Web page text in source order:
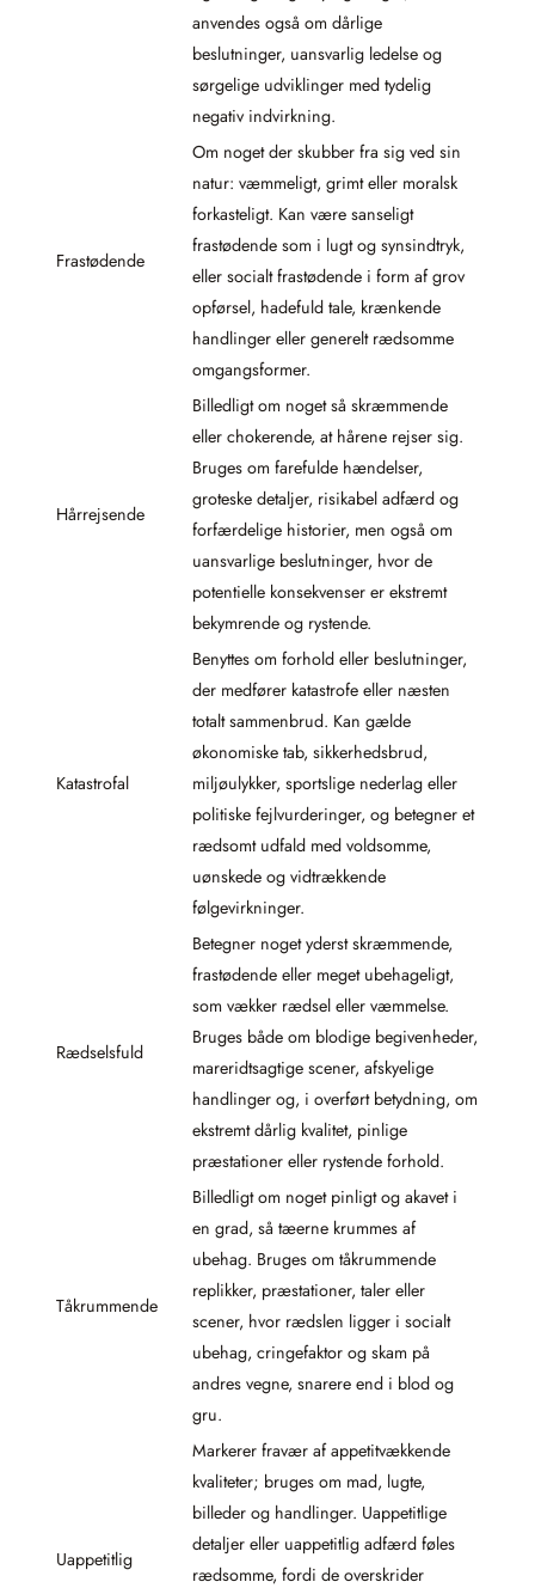
anvendes også om dårlige
beslutninger, uansvarlig ledelse og
sørgelige udviklinger med tydelig
negativ indvirkning.
Frastødende
Om noget der skubber fra sig ved sin
natur: væmmeligt, grimt eller moralsk
forkasteligt. Kan være sanseligt
frastødende som i lugt og synsindtryk,
eller socialt frastødende i form af grov
opførsel, hadefuld tale, krænkende
handlinger eller generelt rædsomme
omgangsformer.
Hårrejsende
Billedligt om noget så skræmmende
eller chokerende, at hårene rejser sig.
Bruges om farefulde hændelser,
groteske detaljer, risikabel adfærd og
forfærdelige historier, men også om
uansvarlige beslutninger, hvor de
potentielle konsekvenser er ekstremt
bekymrende og rystende.
Katastrofal
Benyttes om forhold eller beslutninger,
der medfører katastrofe eller næsten
totalt sammenbrud. Kan gælde
økonomiske tab, sikkerhedsbrud,
miljøulykker, sportslige nederlag eller
politiske fejlvurderinger, og betegner et
rædsomt udfald med voldsomme,
uønskede og vidtrækkende
følgevirkninger.
Rædselsfuld
Betegner noget yderst skræmmende,
frastødende eller meget ubehageligt,
som vækker rædsel eller væmmelse.
Bruges både om blodige begivenheder,
mareridtsagtige scener, afskyelige
handlinger og, i overført betydning, om
ekstremt dårlig kvalitet, pinlige
præstationer eller rystende forhold.
Tåkrummende
Billedligt om noget pinligt og akavet i
en grad, så tæerne krummes af
ubehag. Bruges om tåkrummende
replikker, præstationer, taler eller
scener, hvor rædslen ligger i socialt
ubehag, cringefaktor og skam på
andres vegne, snarere end i blod og
gru.
Uappetitlig
Markerer fravær af appetitvækkende
kvaliteter; bruges om mad, lugte,
billeder og handlinger. Uappetitlige
detaljer eller uappetitlig adfærd føles
rædsomme, fordi de overskrider